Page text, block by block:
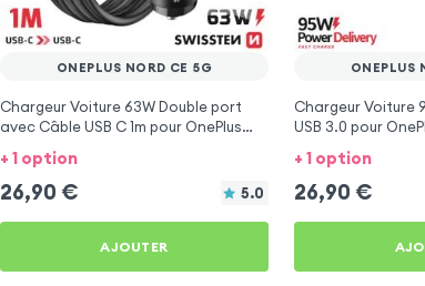
ONEPLUS NORD CE 5G
Chargeur Voiture 63W Double port
avec Câble USB C 1m pour OnePlus
Nord CE 5G
+ 1 option
26,90 € 5.0
AJOUTER
ONEPLUS
Chargeur Voiture
USB 3.0 pour
+ 1 option
26,90 €